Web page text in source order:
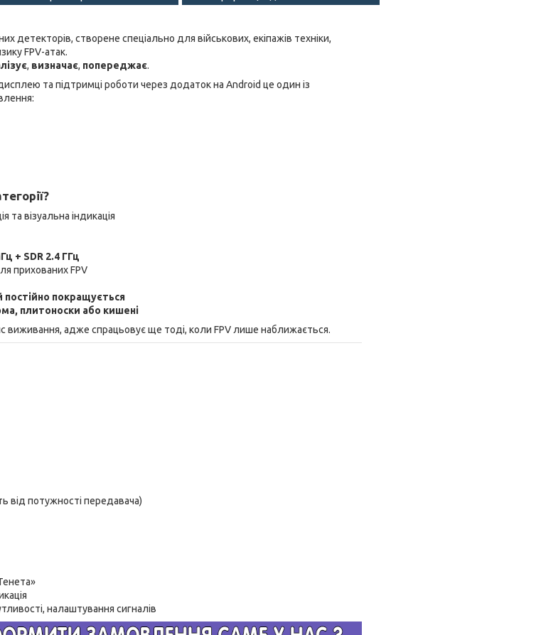
детекторів, створене спеціально для військових, екіпажів техніки,
FPV-атак.
, визначає, попереджає.
та підтримці роботи через додаток на Android це один із
та візуальна індикація
+ SDR 2.4 ГГц
прихованих FPV
покращується
плитоноски або кишені
виживання, адже спрацьовує ще тоді, коли FPV лише наближається.
від потужності передавача)
налаштування сигналів